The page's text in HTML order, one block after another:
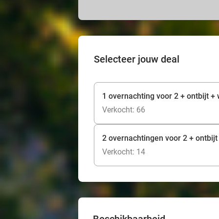
Selecteer jouw deal
1 overnachting voor 2 + ontbijt +
Verkocht: 66
2 overnachtingen voor 2 +
Verkocht: 14